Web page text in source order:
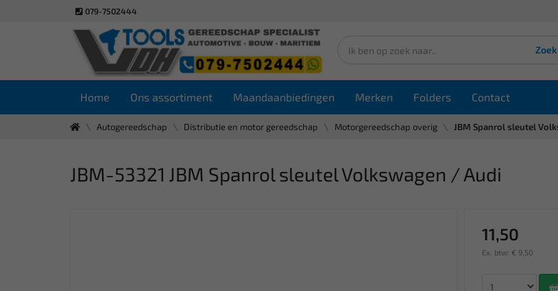
079-7502444
Zoek
Home Ons assortiment Maandaanbiedingen Merken Folders Contact
Autogereedschap Distributie en motor gereedschap Motorgereedschap overig JBM Spanrol sleutel
JBM-53321 JBM Spanrol sleutel Volkswagen / Audi
11,50
Ex. btw: € 9,50